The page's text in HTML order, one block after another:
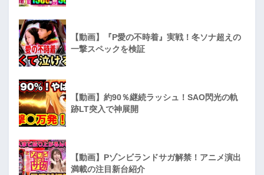
【動画】『P愛の不時着』実戦！冬ソナ超えの
一撃スペックを検証
【動画】約90％継続ラッシュ！SAO閃光の軌
跡LT突入で神展開
【動画】Pゾンビランドサガ解禁！アニメ演出
満載の注目新台紹介